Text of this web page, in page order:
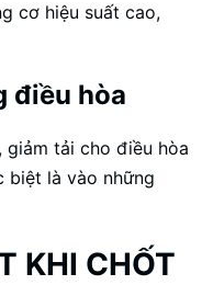
cơ hiệu suất cao,
điều hòa
giảm tải cho điều hòa
biệt là vào những
KHI CHỐT